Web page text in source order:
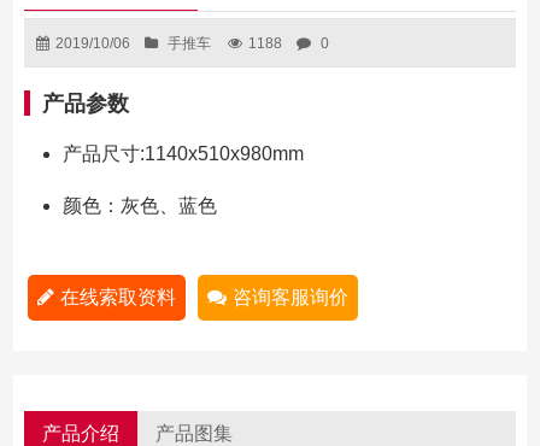
2019/10/06 手推车 1188 0
产品参数
产品尺寸:1140x510x980mm
颜色：灰色、蓝色
在线索取资料 咨询客服询价
产品介绍 产品图集